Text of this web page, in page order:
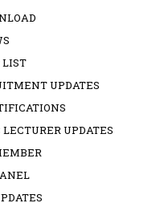
LIST
UPDATES
UPDATES